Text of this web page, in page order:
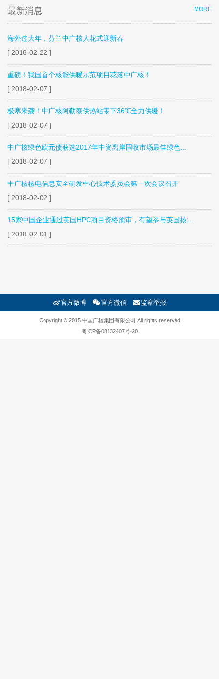
MORE
最新消息
海外过大年，芬兰中广核人花式迎新春
[ 2018-02-22 ]
重磅！我国首个核能供暖示范项目花落中广核！
[ 2018-02-07 ]
极寒来袭！中广核阿勒泰供热站零下36℃全力供暖！
[ 2018-02-07 ]
中广核绿色欧元债获选2017年中资离岸固收市场最佳绿色...
[ 2018-02-07 ]
中广核核电信息安全研发中心技术委员会第一次会议召开
[ 2018-02-02 ]
15家中国企业通过英国HPC项目资格预审，有望参与英国核...
[ 2018-02-01 ]
官方微博 官方微信 监察举报
Copyright © 2015 中国广核集团有限公司 All rights reserved
粤ICP备08132407号-20